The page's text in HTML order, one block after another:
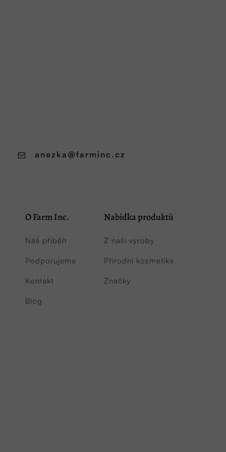
anezka @farminc.cz
O Farm Inc.
Náš příběh
Podporujeme
Kontakt
Blog
Nabídka produktů
Z naší výroby
Přírodní kosmetika
Značky